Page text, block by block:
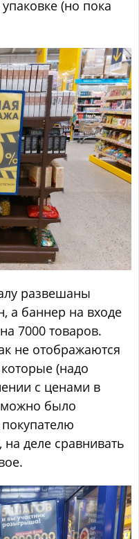
(но пока
развешаны
а баннер на входе
7000 товаров.
не отображаются
(надо
с ценами в
можно было
деле сравнивать